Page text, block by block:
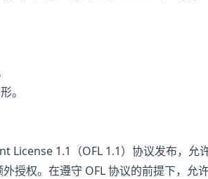
。
License 1.1（OFL 1.1）协议发布，
授权。在遵守 OFL 协议的前提下，